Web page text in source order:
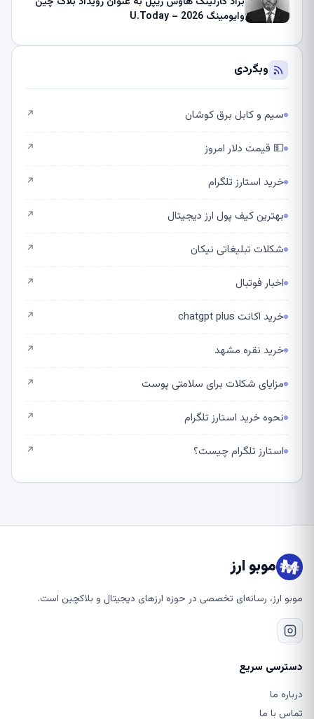
وایومینگ 2026 – U.Today
وبگردی
سیم و کابل برق کوشان ↗
💵 قیمت دلار امروز ↗
خرید استارز تلگرام ↗
بهترین کیف پول ارز دیجیتال ↗
شکلات تبلیغاتی نیکان ↗
اخبار فوتبال ↗
خرید اکانت chatgpt plus ↗
خرید نقره مشهد ↗
مزایای شکلات برای سلامتی پوست ↗
نحوه خرید استارز تلگرام ↗
استارز تلگرام چیست؟ ↗
موبو ارز
موبو ارز، رسانه‌ای تخصصی در حوزه ارزهای دیجیتال و بلاکچین است.
دسترسی سریع
درباره ما
تماس با ما